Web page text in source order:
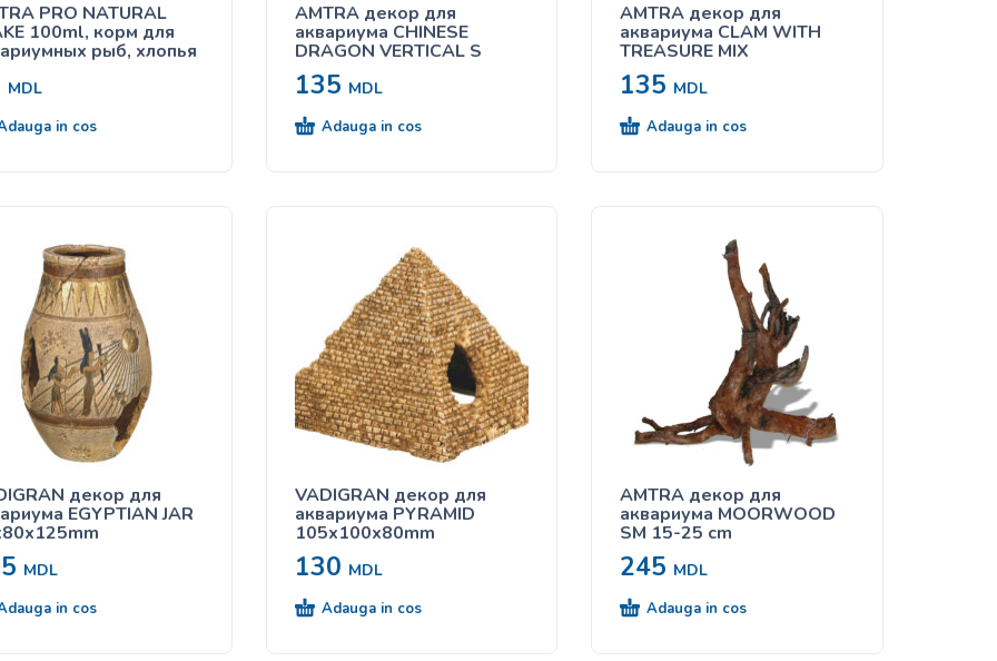
PRO NATURAL
100ml, корм для
рыб, хлопья
MDL
in cos
AMTRA декор для
аквариума CHINESE
DRAGON VERTICAL S
135 MDL
Adauga in cos
AMTRA декор для
аквариума CLAM WITH
TREASURE MIX
135 MDL
Adauga in cos
декор для
EGYPTIAN JAR
MDL
in cos
VADIGRAN декор для
аквариума PYRAMID
105x100x80mm
130 MDL
Adauga in cos
AMTRA декор для
аквариума MOORWOOD
SM 15-25 cm
245 MDL
Adauga in cos